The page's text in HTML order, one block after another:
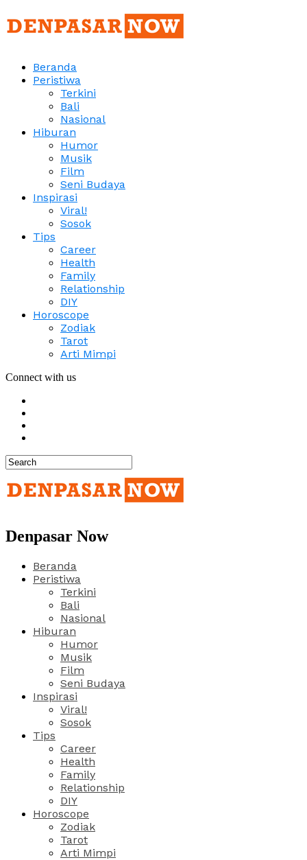
Beranda
Peristiwa
Terkini
Bali
Nasional
Hiburan
Humor
Musik
Film
Seni Budaya
Inspirasi
Viral!
Sosok
Tips
Career
Health
Family
Relationship
DIY
Horoscope
Zodiak
Tarot
Arti Mimpi
Connect with us
Denpasar Now
Beranda
Peristiwa
Terkini
Bali
Nasional
Hiburan
Humor
Musik
Film
Seni Budaya
Inspirasi
Viral!
Sosok
Tips
Career
Health
Family
Relationship
DIY
Horoscope
Zodiak
Tarot
Arti Mimpi